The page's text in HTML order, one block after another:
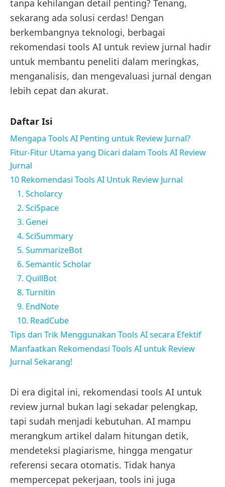
tanpa kehilangan detail penting? Tenang,
sekarang ada solusi cerdas! Dengan
berkembangnya teknologi, berbagai
rekomendasi tools AI untuk review jurnal hadir
untuk membantu peneliti dalam meringkas,
menganalisis, dan mengevaluasi jurnal dengan
lebih cepat dan akurat.
Daftar Isi
Mengapa Tools AI Penting untuk Review Jurnal?
Fitur-Fitur Utama yang Dicari dalam Tools AI Review
Jurnal
10 Rekomendasi Tools AI Untuk Review Jurnal
1. Scholarcy
2. SciSpace
3. Genei
4. SciSummary
5. SummarizeBot
6. Semantic Scholar
7. QuillBot
8. Turnitin
9. EndNote
10. ReadCube
Tips dan Trik Menggunakan Tools AI secara Efektif
Manfaatkan Rekomendasi Tools AI untuk Review
Jurnal Sekarang!
Di era digital ini, rekomendasi tools AI untuk
review jurnal bukan lagi sekadar pelengkap,
tapi sudah menjadi kebutuhan. AI mampu
merangkum artikel dalam hitungan detik,
mendeteksi plagiarisme, hingga mengatur
referensi secara otomatis. Tidak hanya
mempercepat pekerjaan, tools ini juga